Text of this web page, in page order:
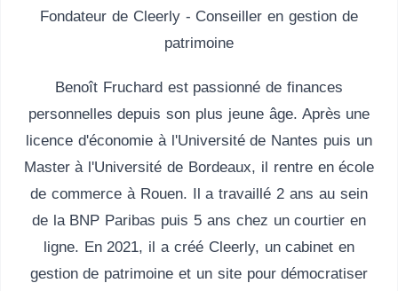
Fondateur de Cleerly - Conseiller en gestion de
patrimoine
Benoît Fruchard est passionné de finances
personnelles depuis son plus jeune âge. Après une
licence d'économie à l'Université de Nantes puis un
Master à l'Université de Bordeaux, il rentre en école
de commerce à Rouen. Il a travaillé 2 ans au sein
de la BNP Paribas puis 5 ans chez un courtier en
ligne. En 2021, il a créé Cleerly, un cabinet en
gestion de patrimoine et un site pour démocratiser